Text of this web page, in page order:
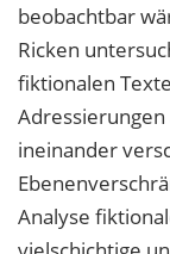
beobachtbar
Ricken
fiktionalen
ineinander
Analyse